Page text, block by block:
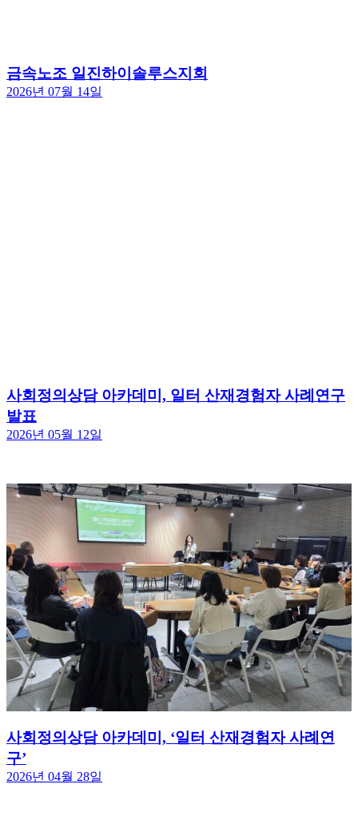
금속노조 일진하이솔루스지회
2026년 07월 14일
사회정의상담 아카데미, 일터 산재경험자 사례연구
발표
2026년 05월 12일
사회정의상담 아카데미, ‘일터 산재경험자 사례연
구’
2026년 04월 28일